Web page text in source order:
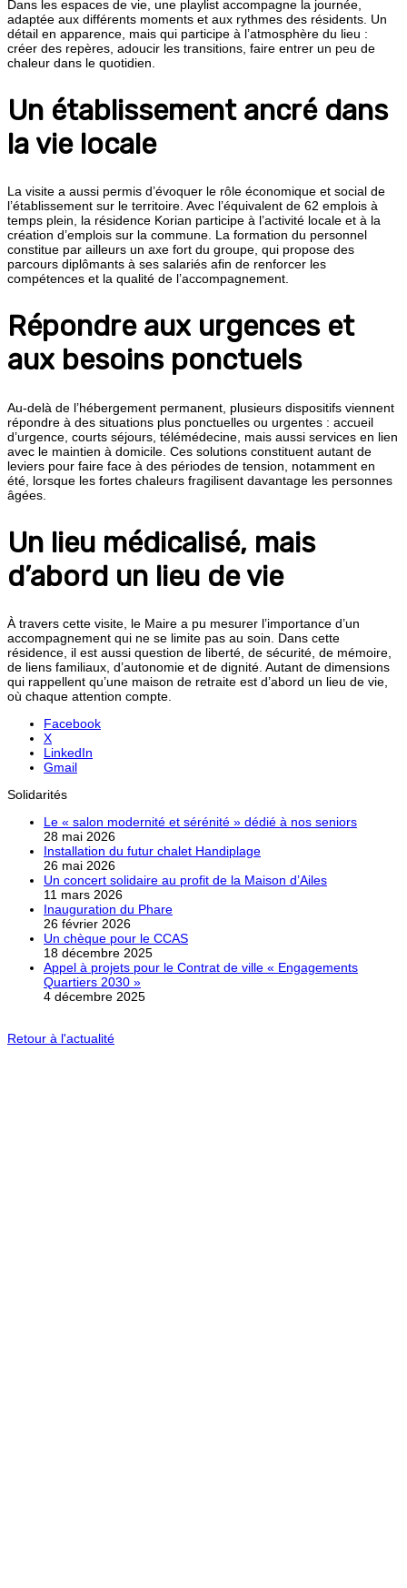
Dans les espaces de vie, une playlist accompagne la journée,
adaptée aux différents moments et aux rythmes des résidents. Un
détail en apparence, mais qui participe à l’atmosphère du lieu :
créer des repères, adoucir les transitions, faire entrer un peu de
chaleur dans le quotidien.
Un établissement ancré dans
la vie locale
La visite a aussi permis d’évoquer le rôle économique et social de
l’établissement sur le territoire. Avec l’équivalent de 62 emplois à
temps plein, la résidence Korian participe à l’activité locale et à la
création d’emplois sur la commune. La formation du personnel
constitue par ailleurs un axe fort du groupe, qui propose des
parcours diplômants à ses salariés afin de renforcer les
compétences et la qualité de l’accompagnement.
Répondre aux urgences et
aux besoins ponctuels
Au-delà de l’hébergement permanent, plusieurs dispositifs viennent
répondre à des situations plus ponctuelles ou urgentes : accueil
d’urgence, courts séjours, télémédecine, mais aussi services en lien
avec le maintien à domicile. Ces solutions constituent autant de
leviers pour faire face à des périodes de tension, notamment en
été, lorsque les fortes chaleurs fragilisent davantage les personnes
âgées.
Un lieu médicalisé, mais
d’abord un lieu de vie
À travers cette visite, le Maire a pu mesurer l’importance d’un
accompagnement qui ne se limite pas au soin. Dans cette
résidence, il est aussi question de liberté, de sécurité, de mémoire,
de liens familiaux, d’autonomie et de dignité. Autant de dimensions
qui rappellent qu’une maison de retraite est d’abord un lieu de vie,
où chaque attention compte.
Facebook
X
LinkedIn
Gmail
Solidarités
Le « salon modernité et sérénité » dédié à nos seniors
28 mai 2026
Installation du futur chalet Handiplage
26 mai 2026
Un concert solidaire au profit de la Maison d’Ailes
11 mars 2026
Inauguration du Phare
26 février 2026
Un chèque pour le CCAS
18 décembre 2025
Appel à projets pour le Contrat de ville « Engagements
Quartiers 2030 »
4 décembre 2025
Retour à l'actualité